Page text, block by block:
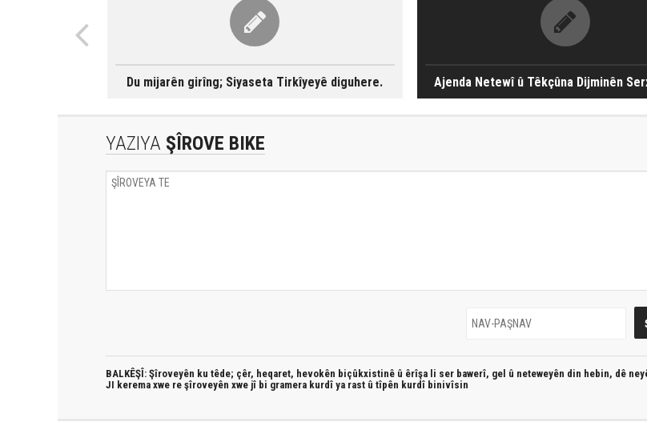
Du mijarên girîng; Siyaseta Tirkîyeyê diguhere. Ajenda Netewî û Têkçûna Dijminên
YAZIYA ŞÎROVE BIKE
BALKÊŞÎ: Şîroveyên ku têde; çêr, heqaret, hevokên biçûkxistinê û êrîşa li ser bawerî, gel û neteweyên din hebin, dê
JI kerema xwe re şîroveyên xwe jî bi gramera kurdî ya rast û tîpên kurdî binivîsin